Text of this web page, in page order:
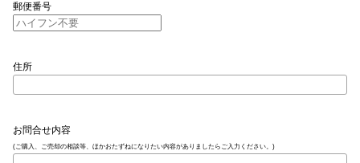
郵便番号
住所
お問合せ内容
(ご購入、ご売却の相談等、ほかおたずねになりたい内容がありましたらご入力ください。)